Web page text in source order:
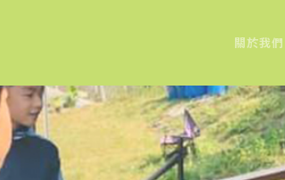
關於我們